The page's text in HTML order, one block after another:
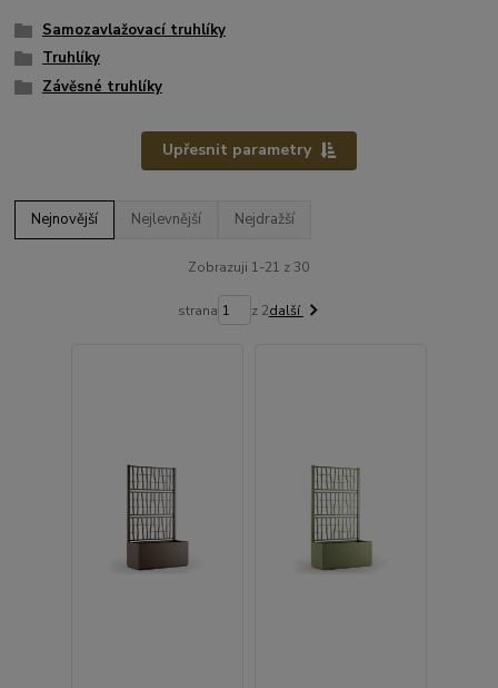
Samozavlažovací truhlíky
Truhlíky
Závěsné truhlíky
Upřesnit parametry
Nejnovější Nejlevnější Nejdražší
Zobrazuji 1-21 z 30
strana z 2další